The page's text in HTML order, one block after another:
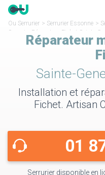
Ou Serrurier > Serrurier Essonne >
Serrurier Réparateur Fichet Sainte-
Réparateur
Sainte-
Installation et
Fichet. Artisan
01
Serrurier disponible en